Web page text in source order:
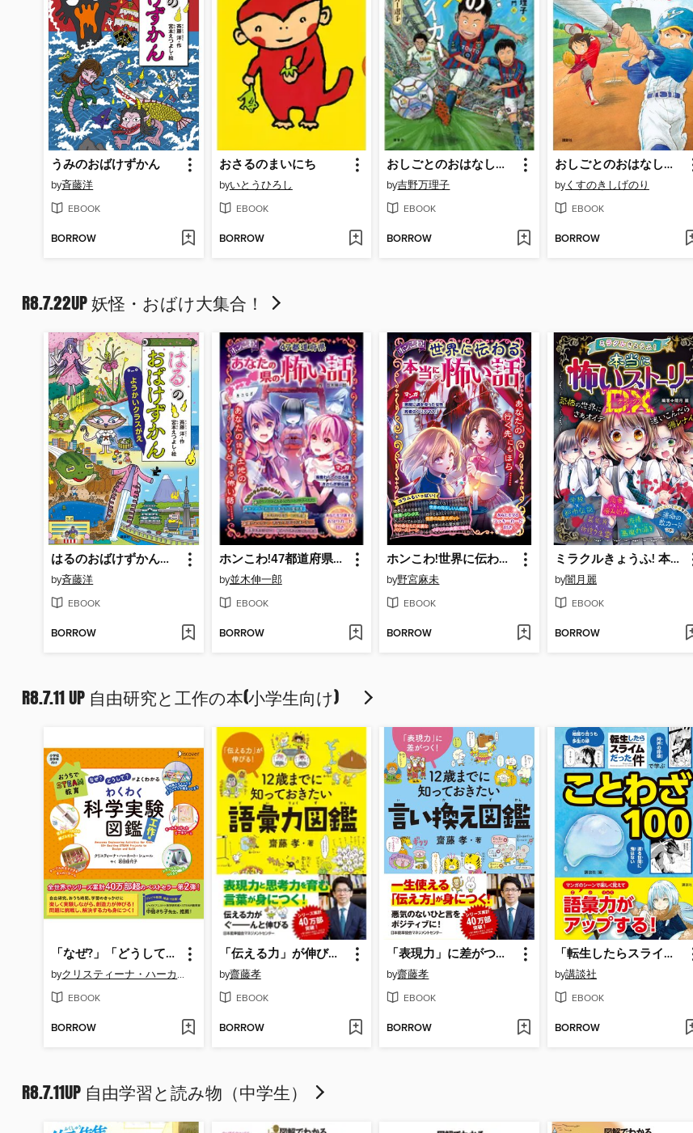
うみのおばけずかん
by斉藤洋
EBOOK
BORROW
おさるのまいにち
byいとうひろし
EBOOK
BORROW
おしごとのおはなし サッカー選手 走れ! みらいのエースストライカー
by吉野万理子
EBOOK
BORROW
おしごとのおはなし プロ野球選手 フルスイング!
byくすのきしげのり
EBOOK
BORROW
R8.7.22UP 妖怪・おばけ大集合！
はるのおばけずかん ようかいクラスがえ
by斉藤洋
EBOOK
BORROW
ホンこわ!47都道府県あなたの県の怖い話
by並木伸一郎
EBOOK
BORROW
ホンこわ!世界に伝わる本当に怖い話
by野宮麻未
EBOOK
BORROW
ミラクルきょうふ! 本当に怖いストーリーDX
by闇月麗
EBOOK
BORROW
R8.7.11 UP 自由研究と工作の本(小学生向け)
「なぜ?」「どうして?」がよくわかる わくわく科学実験図鑑 工作編 (小学校全学年向け) 【自由研究シート付き】
by クリスティーナ・ハーカート・シュール
EBOOK
BORROW
「伝える力」が伸びる! 12歳までに知っておきたい語彙力図鑑
by齋藤孝
EBOOK
BORROW
「表現力」に差がつく! １２歳までに知っておきたい言い換え図鑑
by齋藤孝
EBOOK
BORROW
「転生したらスライムだった件」で学ぶことわざ１００
by講談社
EBOOK
BORROW
R8.7.11UP 自由学習と読み物（中学生）